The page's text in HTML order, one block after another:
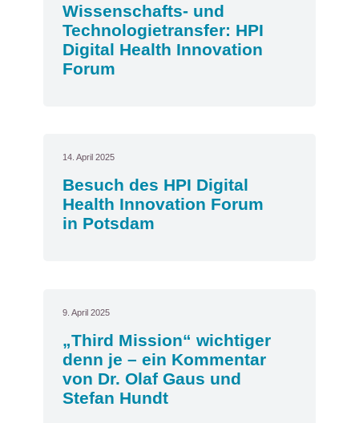
Wissenschafts- und
Technologietransfer: HPI
Digital Health Innovation
Forum
14. April 2025
Besuch des HPI Digital
Health Innovation Forum
in Potsdam
9. April 2025
„Third Mission“ wichtiger
denn je – ein Kommentar
von Dr. Olaf Gaus und
Stefan Hundt